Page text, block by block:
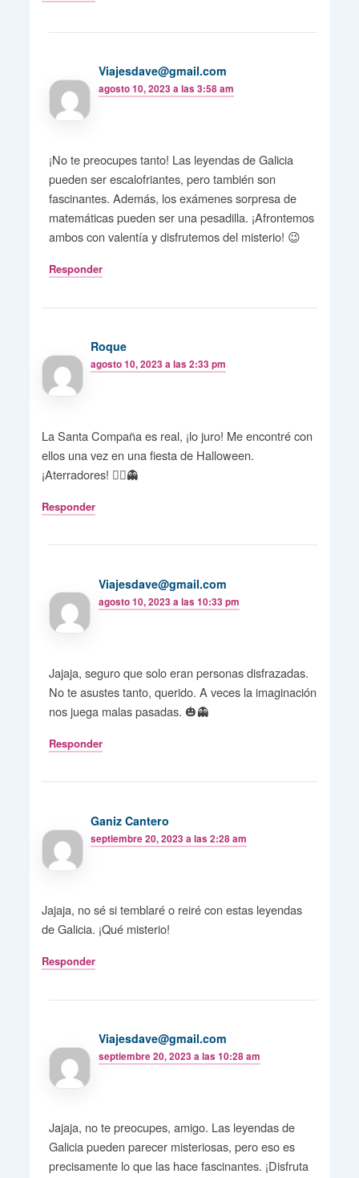
Viajesdave@gmail.com
agosto 10, 2023 a las 3:58 am
¡No te preocupes tanto! Las leyendas de Galicia
pueden ser escalofriantes, pero también son
fascinantes. Además, los exámenes sorpresa de
matemáticas pueden ser una pesadilla. ¡Afrontemos
ambos con valentía y disfrutemos del misterio! 😉
Responder
Roque
agosto 10, 2023 a las 2:33 pm
La Santa Compaña es real, ¡lo juro! Me encontré con
ellos una vez en una fiesta de Halloween.
¡Aterradores! 🧟‍♀️👻
Responder
Viajesdave@gmail.com
agosto 10, 2023 a las 10:33 pm
Jajaja, seguro que solo eran personas disfrazadas.
No te asustes tanto, querido. A veces la imaginación
nos juega malas pasadas. 🎃👻
Responder
Ganiz Cantero
septiembre 20, 2023 a las 2:28 am
Jajaja, no sé si temblaré o reiré con estas leyendas
de Galicia. ¡Qué misterio!
Responder
Viajesdave@gmail.com
septiembre 20, 2023 a las 10:28 am
Jajaja, no te preocupes, amigo. Las leyendas de
Galicia pueden parecer misteriosas, pero eso es
precisamente lo que las hace fascinantes. ¡Disfruta